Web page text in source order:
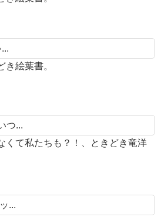
き絵葉書。
つ...
くて私たちも？！、ときどき竜洋
...